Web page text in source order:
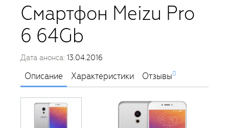
Смартфон Meizu Pro
6 64Gb
Дата анонса: 13.04.2016
Описание Характеристики Отзывы0